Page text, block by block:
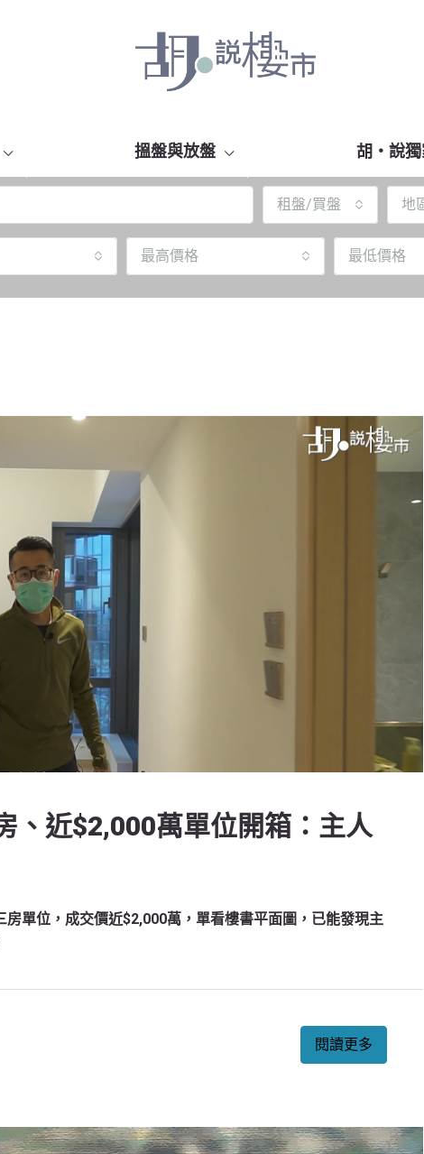
搵盤與放盤 胡‧說獨
租盤/買盤 地
最高價格 最低價格
、近$2,000萬單位開箱：主人
單位，成交價近$2,000萬，單看樓書平面圖，已能發現主
閱讀更多